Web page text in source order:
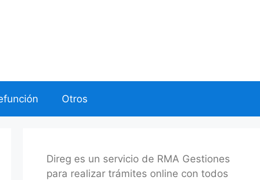
Otros
Direg es un servicio de RMA Gestiones
para realizar trámites online con todos